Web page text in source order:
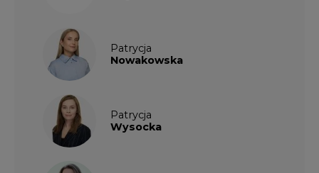
Patrycja
Nowakowska
Patrycja
Wysocka